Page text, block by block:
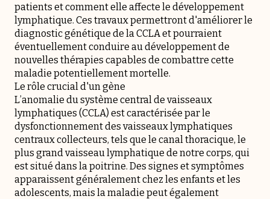
patients et comment elle affecte le développement
lymphatique. Ces travaux permettront d'améliorer le
diagnostic génétique de la CCLA et pourraient
éventuellement conduire au développement de
nouvelles thérapies capables de combattre cette
maladie potentiellement mortelle.
Le rôle crucial d'un gène
L’anomalie du système central de vaisseaux
lymphatiques (CCLA) est caractérisée par le
dysfonctionnement des vaisseaux lymphatiques
centraux collecteurs, tels que le canal thoracique, le
plus grand vaisseau lymphatique de notre corps, qui
est situé dans la poitrine. Des signes et symptômes
apparaissent généralement chez les enfants et les
adolescents, mais la maladie peut également